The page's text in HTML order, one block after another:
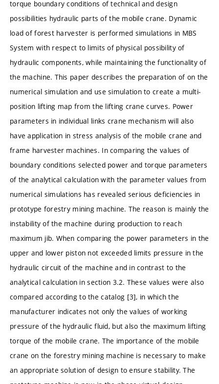
torque boundary conditions of technical and design
possibilities hydraulic parts of the mobile crane. Dynamic
load of forest harvester is performed simulations in MBS
System with respect to limits of physical possibility of
hydraulic components, while maintaining the functionality of
the machine. This paper describes the preparation of on the
numerical simulation and use simulation to create a multi-
position lifting map from the lifting crane curves. Power
parameters in individual links crane mechanism will also
have application in stress analysis of the mobile crane and
frame harvester machines. In comparing the values of
boundary conditions selected power and torque parameters
of the analytical calculation with the parameter values from
numerical simulations has revealed serious deficiencies in
prototype forestry mining machine. The reason is mainly the
instability of the machine during production to reach
maximum jib. When comparing the power parameters in the
upper and lower piston not exceeded limits pressure in the
hydraulic circuit of the machine and in contrast to the
analytical calculation in section 3.2. These values were also
compared according to the catalog [3], in which the
manufacturer indicates not only the values of working
pressure of the hydraulic fluid, but also the maximum lifting
torque of the mobile crane. The importance of the mobile
crane on the forestry mining machine is necessary to make
an appropriate solution of design to ensure stability. The